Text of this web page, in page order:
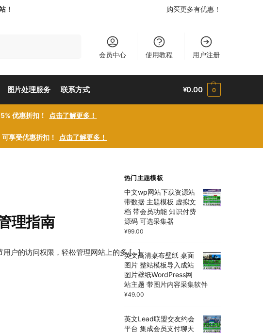
！ 购买更多有优惠！
会员中心 使用教程 用户注册
图片处理服务 联系方式 ¥0.00 0
优惠折扣！ 点击了解更多！
享受优惠折扣！ 点击了解更多！
理指南
户的访问权限，轻松管理网站上的多 […]
热门主题模板
中文wp网站下载资源站
带数据 主题模板 虚拟文
档 带会员功能 知识付费
源码 可选采集器
¥99.00
英文高清桌布壁纸 桌面
图片 整站模板导入成站
图片壁纸WordPress网
站主题 带图片内容采集软件
¥49.00
英文Lead联盟交友约会
平台 集成会员支付聊天